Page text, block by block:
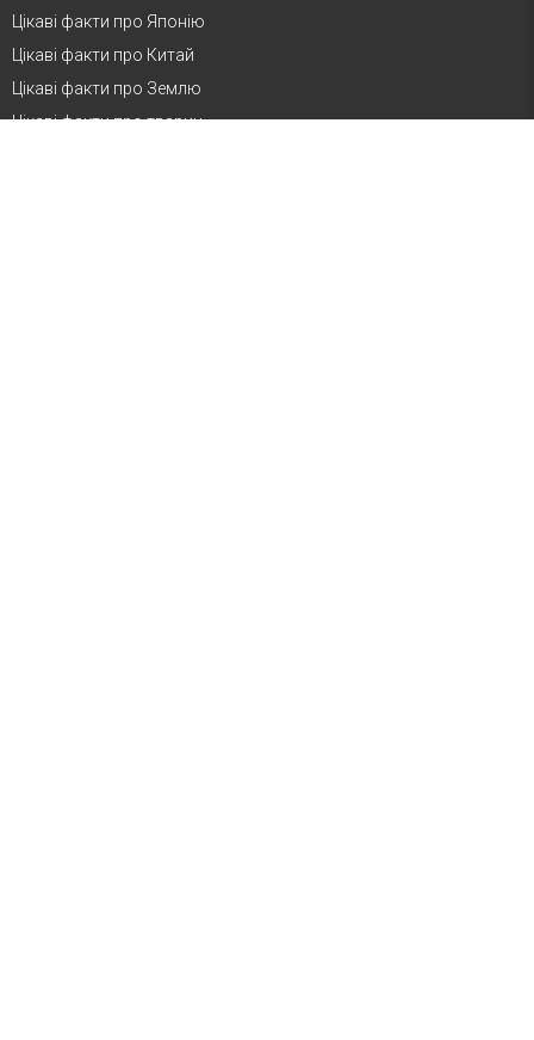
Цікаві факти про Японію
Цікаві факти про Китай
Цікаві факти про Землю
Цікаві факти про тварин